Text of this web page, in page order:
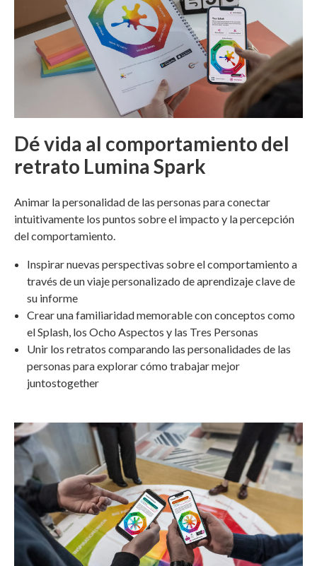
Dé vida al comportamiento del
retrato Lumina Spark
Animar la personalidad de las personas para conectar
intuitivamente los puntos sobre el impacto y la percepción
del comportamiento.
Inspirar nuevas perspectivas sobre el comportamiento a
través de un viaje personalizado de aprendizaje clave de
su informe
Crear una familiaridad memorable con conceptos como
el Splash, los Ocho Aspectos y las Tres Personas
Unir los retratos comparando las personalidades de las
personas para explorar cómo trabajar mejor
juntostogether